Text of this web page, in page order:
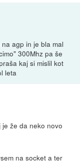
agp in je bla mal
300Mhz pa še
kaj si mislil kot
leta
že da neko novo
na socket a ter